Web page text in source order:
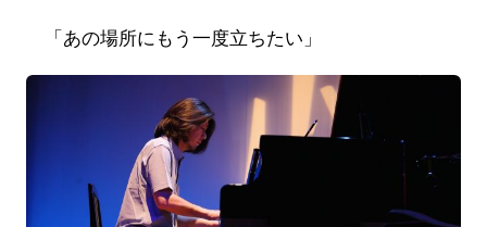
「あの場所にもう一度立ちたい」